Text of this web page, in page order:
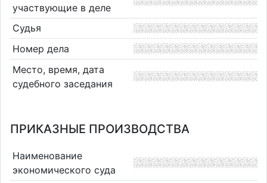
участвующие в деле
Судья
Номер дела
Место, время, дата
судебного заседания
ПРИКАЗНЫЕ ПРОИЗВОДСТВА
Наименование
экономического суда